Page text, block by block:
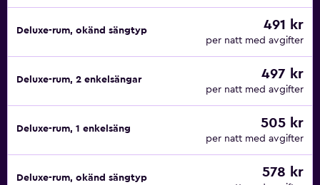
Deluxe-rum, okänd sängtyp 491 kr
per natt med avgifter
Deluxe-rum, 2 enkelsängar 497 kr
per natt med avgifter
Deluxe-rum, 1 enkelsäng 505 kr
per natt med avgifter
Deluxe-rum, okänd sängtyp 578 kr